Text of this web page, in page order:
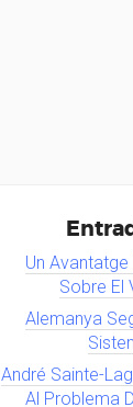
Un
Sobre El
Alemanya
André Sainte-
Al Problema